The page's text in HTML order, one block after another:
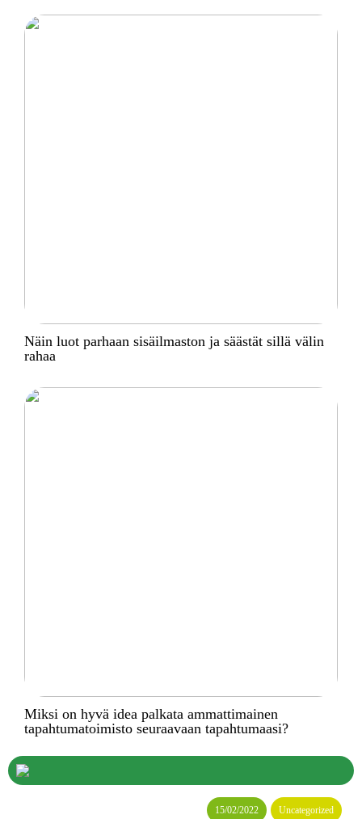
Näin luot parhaan sisäilmaston ja säästät sillä välin
rahaa
Miksi on hyvä idea palkata ammattimainen
tapahtumatoimisto seuraavaan tapahtumaasi?
15/02/2022 Uncategorized